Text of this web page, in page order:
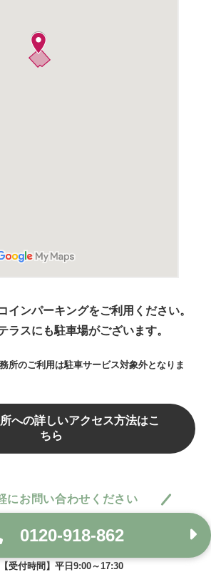
インパーキングをご利用ください。
ラスにも駐車場がございます。
所のご利用は駐車サービス対象外となりま
への詳しいアクセス方法はこ
ちら
にお問い合わせください
0120-918-862
【受付時間】平日9:00～17:30